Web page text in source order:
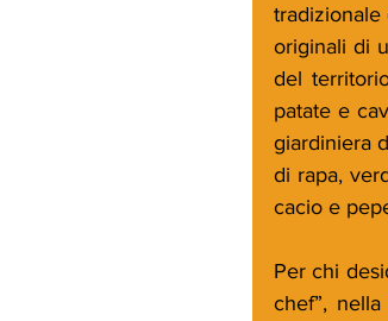
tradizionale
originali di
del
patate e
giardiniera
di rapa,
cacio e
Per chi
chef”,